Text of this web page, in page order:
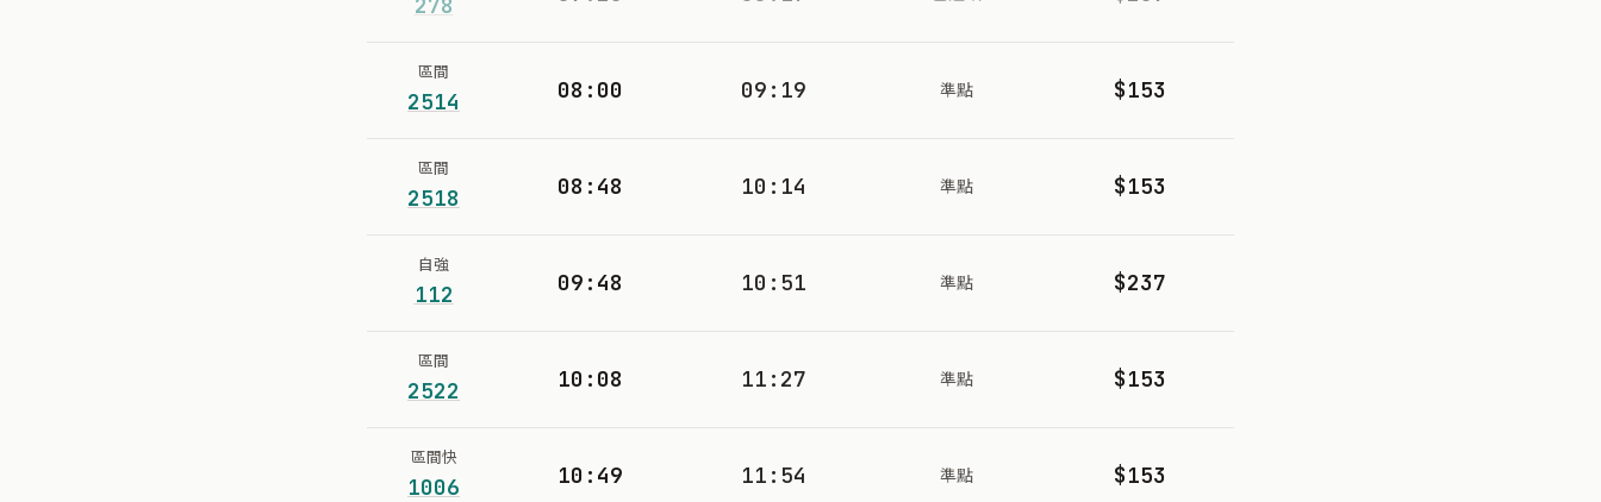
區間
2514 08:00 09:19 準點 $153
區間
2518 08:48 10:14 準點 $153
自強
112 09:48 10:51 準點 $237
區間
2522 10:08 11:27 準點 $153
區間快
1006 10:49 11:54 準點 $153